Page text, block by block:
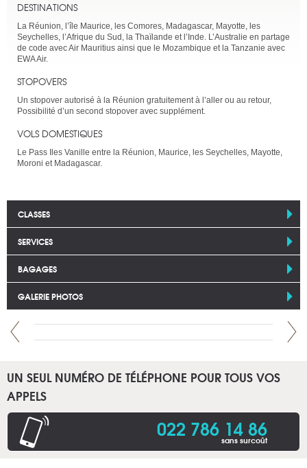
DESTINATIONS
La Réunion, l’île Maurice, les Comores, Madagascar, Mayotte, les
Seychelles, l’Afrique du Sud, la Thaïlande et l’Inde. L’Australie en partage
de code avec Air Mauritius ainsi que le Mozambique et la Tanzanie avec
EWA Air.
STOPOVERS
Un stopover autorisé à la Réunion gratuitement à l’aller ou au retour,
Possibilité d’un second stopover avec supplément.
VOLS DOMESTIQUES
Le Pass Iles Vanille entre la Réunion, Maurice, les Seychelles, Mayotte,
Moroni et Madagascar.
CLASSES
SERVICES
BAGAGES
GALERIE PHOTOS
UN SEUL NUMÉRO DE TÉLÉPHONE POUR TOUS VOS
APPELS
022 786 14 86
sans surcoût